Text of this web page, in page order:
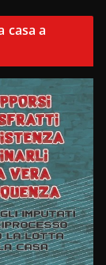
casa a